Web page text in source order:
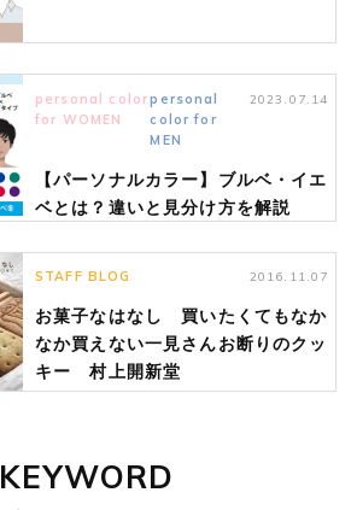
personal color
for WOMEN
personal
color for
MEN
2023.07.14
【パーソナルカラー】ブルベ・イエ
ベとは？違いと見分け方を解説
STAFF BLOG 2016.11.07
お菓子なはなし 買いたくてもなか
なか買えない一見さんお断りのクッ
キー 村上開新堂
KEYWORD